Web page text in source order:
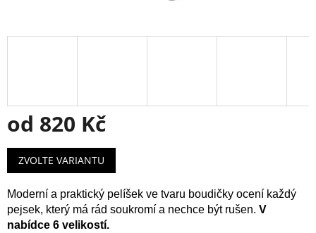
od 820 Kč
Měrná
cena:
ZVOLTE VARIANTU
Moderní a praktický pelíšek ve tvaru boudičky ocení každý
pejsek, který má rád soukromí a nechce být rušen. V
nabídce 6 velikostí.